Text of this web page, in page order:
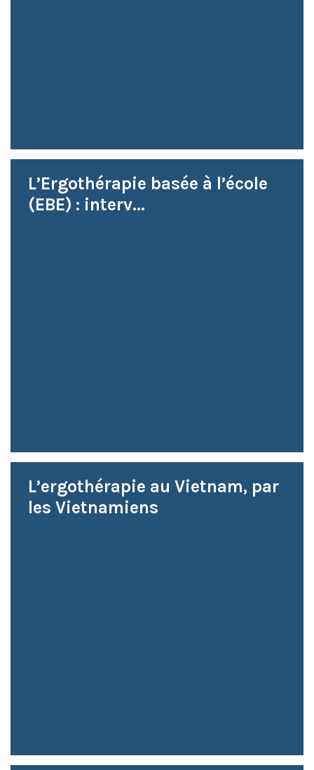
L’Ergothérapie basée à l’école
(EBE) : interv...
L’ergothérapie au Vietnam, par
les Vietnamiens